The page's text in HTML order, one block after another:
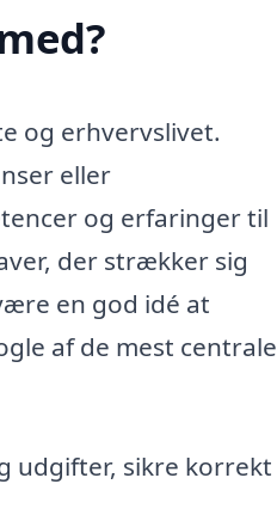
og erhvervslivet.
eller
og erfaringer til
der strækker sig
en god idé at
af de mest centrale
udgifter, sikre korrekt